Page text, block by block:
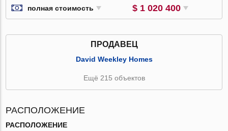
полная стоимость $ 1 020 400
ПРОДАВЕЦ
David Weekley Homes
Ещё 215 объектов
РАСПОЛОЖЕНИЕ
РАСПОЛОЖЕНИЕ